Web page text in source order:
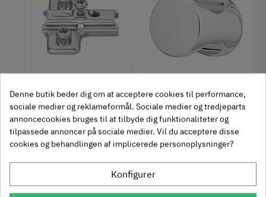
Overflade
Poleret
Type
Knopgreb
Stil
Antik
Klassisk
Duomatic SL -
Euroskruer
329.87.510
9,25 kr-50%
63 Inkl. moms
uddybninger - rustfrit
stål
136.05.009
14,40 kr-60%
76 Inkl. moms
Denne butik beder dig om at acceptere cookies til performance,
sociale medier og reklameformål. Sociale medier og tredjeparts
annoncecookies bruges til at tilbyde dig funktionaliteter og
tilpassede annoncer på sociale medier. Vil du acceptere disse
cookies og behandlingen af implicerede personoplysninger?
Konfigurer